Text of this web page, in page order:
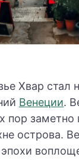
Хвар стал
Венеции.
пор заметно
острова.